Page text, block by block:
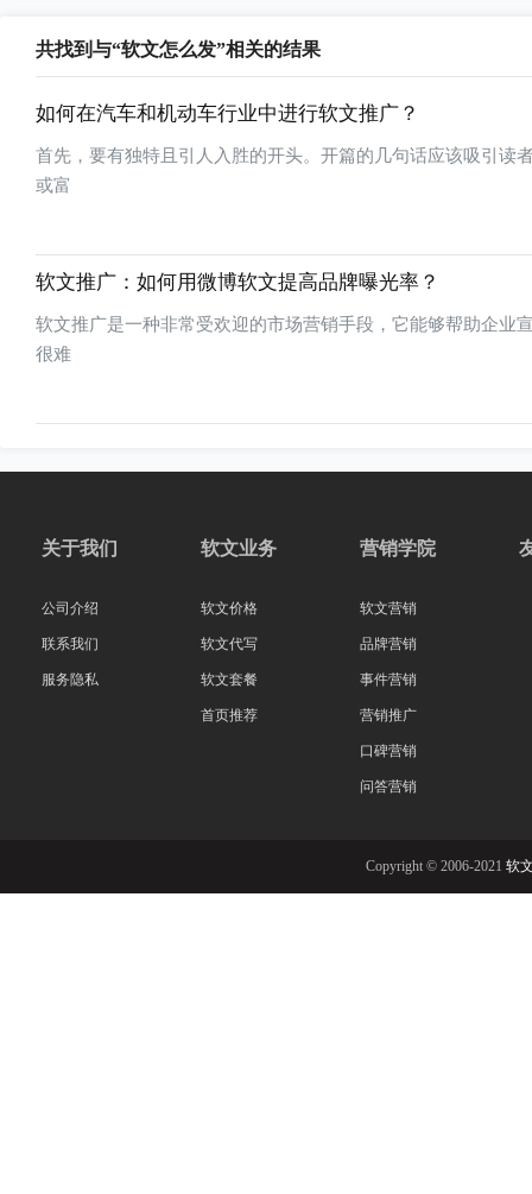
共找到与“软文怎么发”相关的结果
如何在汽车和机动车行业中进行软文推广？
首先，要有独特且引人入胜的开头。开篇的几句话应该吸引读
或富
软文推广：如何用微博软文提高品牌曝光率？
软文推广是一种非常受欢迎的市场营销手段，它能够帮助企业
很难
关于我们
公司介绍
联系我们
服务隐私
软文业务
软文价格
软文代写
软文套餐
首页推荐
营销学院
软文营销
品牌营销
事件营销
营销推广
口碑营销
问答营销
Copyright © 2006-2021 软